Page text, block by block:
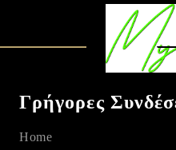
Γρήγορες
Home